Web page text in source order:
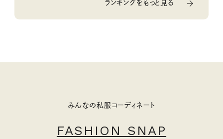
ランキングをもっと見る
みんなの私服コーディネート
FASHION SNAP